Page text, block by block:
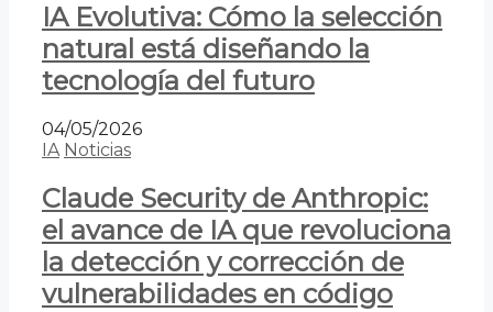
IA Evolutiva: Cómo la selección
natural está diseñando la
tecnología del futuro
04/05/2026
IA Noticias
Claude Security de Anthropic:
el avance de IA que revoluciona
la detección y corrección de
vulnerabilidades en código